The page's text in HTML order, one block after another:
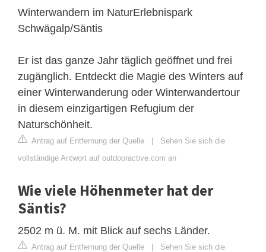
Winterwandern im NaturErlebnispark
Schwägalp/Säntis
Er ist das ganze Jahr täglich geöffnet und frei
zugänglich. Entdeckt die Magie des Winters auf
einer Winterwanderung oder Winterwandertour
in diesem einzigartigen Refugium der
Naturschönheit.
Antrag auf Entfernung der Quelle | Sehen Sie sich die
vollständige Antwort auf outdooractive.com an
Wie viele Höhenmeter hat der
Säntis?
2502 m ü. M. mit Blick auf sechs Länder.
Antrag auf Entfernung der Quelle | Sehen Sie sich die